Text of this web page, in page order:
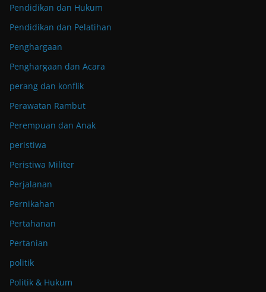
Pendidikan dan Hukum
Pendidikan dan Pelatihan
Penghargaan
Penghargaan dan Acara
perang dan konflik
Perawatan Rambut
Perempuan dan Anak
peristiwa
Peristiwa Militer
Perjalanan
Pernikahan
Pertahanan
Pertanian
politik
Politik & Hukum